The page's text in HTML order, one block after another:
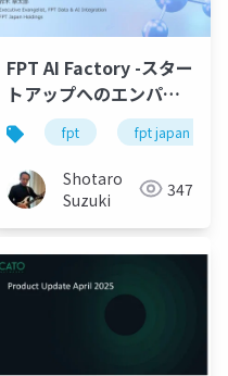
FPT AI Factory -スター
トアップへのエンパワ
ーメントによる実社会
での AI アプリケーショ
ン推進 -
fpt fpt japan
Shotaro
Suzuki
347